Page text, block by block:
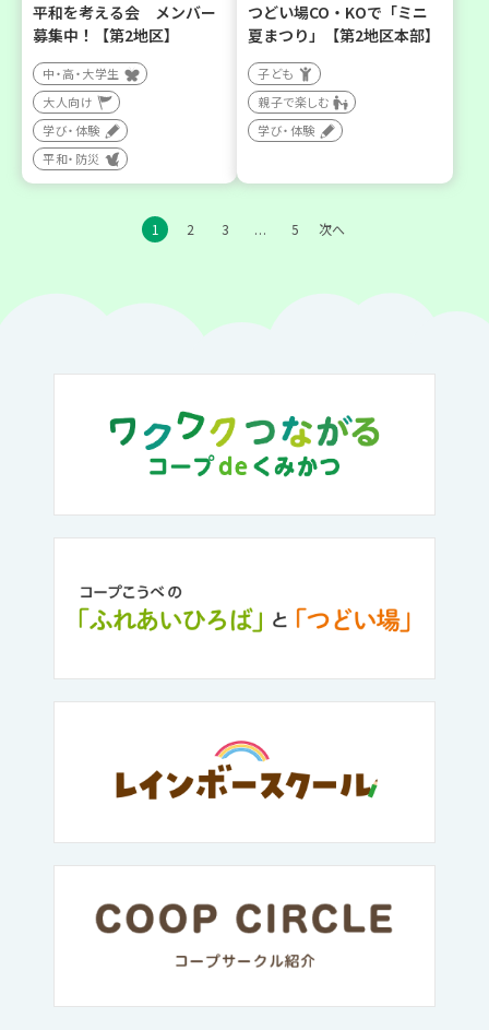
平和を考える会 メンバー
募集中！【第2地区】
中・高・大学生
大人向け
学び・体験
平和・防災
つどい場CO・KOで「ミニ
夏まつり」【第2地区本部】
子ども
親子で楽しむ
学び・体験
1 2 3 … 5 次へ